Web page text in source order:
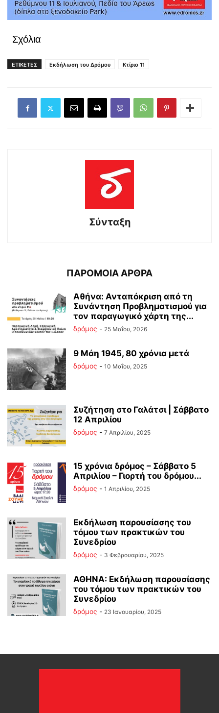
Σχόλια
ΕΤΙΚΕΤΕΣ Εκδήλωση του Δρόμου Κτίριο 11
Σύνταξη
ΠΑΡΟΜΟΙΑ ΑΡΘΡΑ
Αθήνα: Ανταπόκριση από τη
Συνάντηση Προβληματισμού για
τον παραγωγικό χάρτη της...
δρόμος - 25 Μαΐου, 2026
9 Μάη 1945, 80 χρόνια μετά
δρόμος - 10 Μαΐου, 2025
Συζήτηση στο Γαλάτσι | Σάββατο
12 Απριλίου
δρόμος - 7 Απριλίου, 2025
15 χρόνια δρόμος – Σάββατο 5
Απριλίου – Γιορτή του δρόμου...
δρόμος - 1 Απριλίου, 2025
Εκδήλωση παρουσίασης του
τόμου των πρακτικών του
Συνεδρίου
δρόμος - 3 Φεβρουαρίου, 2025
ΑΘΗΝΑ: Εκδήλωση παρουσίασης
του τόμου των πρακτικών του
Συνεδρίου
δρόμος - 23 Ιανουαρίου, 2025